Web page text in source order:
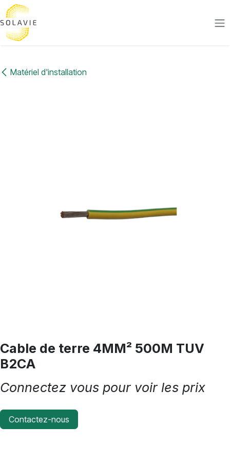
Se rendre au contenu
Matériel d'installation
Cable de terre 4MM² 500M TUV
B2CA
Connectez vous pour voir les prix
Contactez-nous